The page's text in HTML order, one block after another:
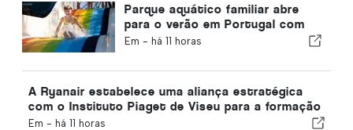
Parque aquático familiar abre
para o verão em Portugal com
bilhetes a 2 €
Em - há 11 horas
A Ryanair estabelece uma aliança estratégica
com o Instituto Piaget de Viseu para a formação
no setor da aviação em Portugal
Em - há 11 horas